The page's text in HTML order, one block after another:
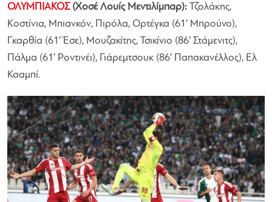
ΟΛΥΜΠΙΑΚΟΣ(Χοσέ Λουίς Μεντιλίμπαρ): Τζολάκης,
Κοστίνια, Μπιανκόν, Πιρόλα, Ορτέγκα (61′ Μπρούνο),
Γκαρθία (61′ Έσε), Μουζακίτης, Τσικίνιο (86′ Στάμενιτς),
Πάλμα (61′ Ροντινέι), Γιάρεμτσουκ (86′ Παπακανέλλος), Ελ
Κααμπί.